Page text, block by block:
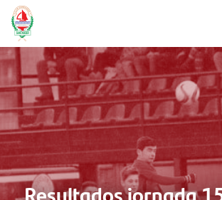
Saltar
al
contenido
principal